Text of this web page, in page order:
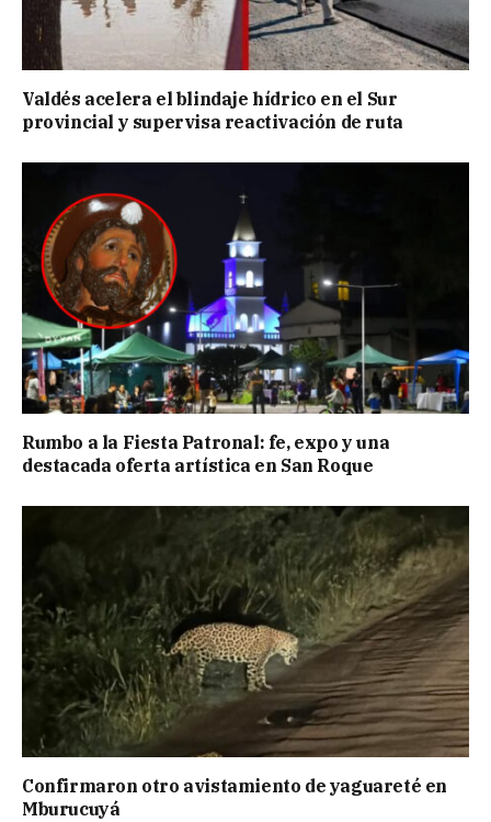
Valdés acelera el blindaje hídrico en el Sur
provincial y supervisa reactivación de ruta
Rumbo a la Fiesta Patronal: fe, expo y una
destacada oferta artística en San Roque
Confirmaron otro avistamiento de yaguareté en
Mburucuyá